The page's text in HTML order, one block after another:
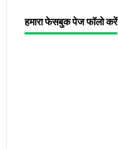
हमारा फेसबुक पेज फॉलो करें